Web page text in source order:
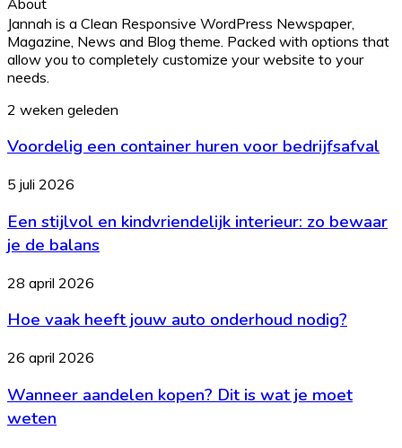
About
Jannah is a Clean Responsive WordPress Newspaper,
Magazine, News and Blog theme. Packed with options that
allow you to completely customize your website to your
needs.
Voordelig
container
voor
bedrijfsafval
2 weken geleden
Voordelig een container huren voor bedrijfsafval
Een
en
kindvriendelijk
interieur:
bewaar
je
de
5 juli 2026
Een stijlvol en kindvriendelijk interieur: zo bewaar
je de balans
Hoe
heeft
auto
onderhoud
nodig?
28 april 2026
Hoe vaak heeft jouw auto onderhoud nodig?
Wanneer
kopen?
is
26 april 2026
Wanneer aandelen kopen? Dit is wat je moet
weten